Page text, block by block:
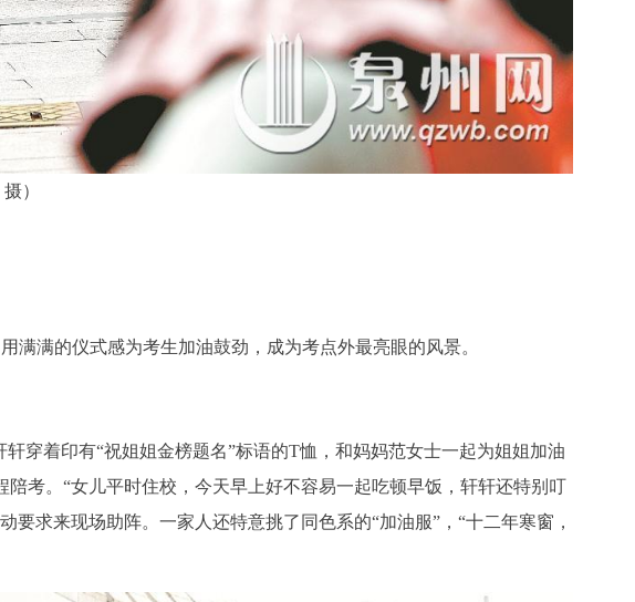
）
满满的仪式感为考生加油鼓劲，成为考点外最亮眼的风景。
穿着印有“祝姐姐金榜题名”标语的T恤，和妈妈范女士一起为姐姐加油
考。“女儿平时住校，今天早上好不容易一起吃顿早饭，轩轩还特别叮
求来现场助阵。一家人还特意挑了同色系的“加油服”，“十二年寒窗，